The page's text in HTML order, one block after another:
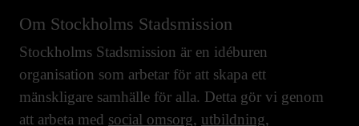
Om Stockholms Stadsmission
Stockholms Stadsmission är en idéburen
organisation som arbetar för att skapa ett
mänskligare samhälle för alla. Detta gör vi genom
att arbeta med social omsorg, utbildning,